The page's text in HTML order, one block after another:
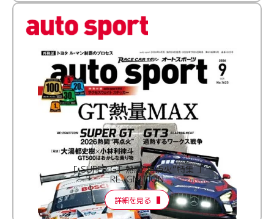
［ SUPER GT 熱闘“再点火”特集 ］
RE:IGNITION
詳細を見る